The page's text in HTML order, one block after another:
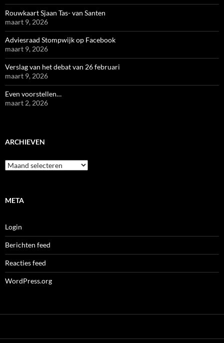
Rouwkaart Sjaan Tas- van Santen
maart 9, 2026
Adviesraad Stompwijk op Facebook
maart 9, 2026
Verslag van het debat van 26 februari
maart 9, 2026
Even voorstellen…
maart 2, 2026
ARCHIEVEN
Archieven
META
Login
Berichten feed
Reacties feed
WordPress.org